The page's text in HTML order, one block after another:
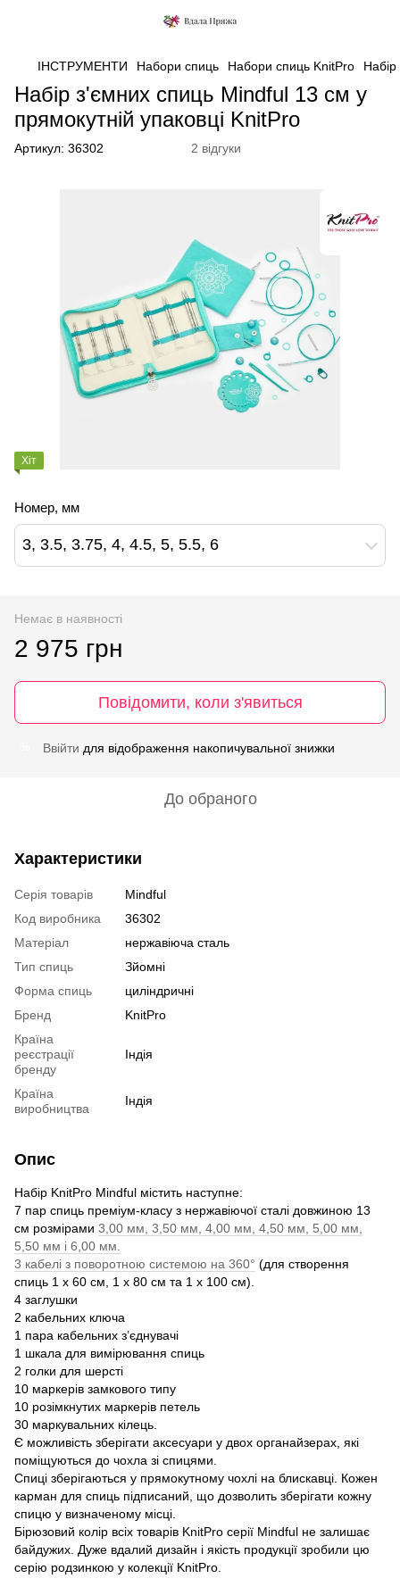
ІНСТРУМЕНТИ Набори спиць Набори спиць KnitPro
Набір з'ємних спиць Mindful 13 см у
прямокутній упаковці KnitPro
Артикул: 36302 2 відгуки
Хіт
Номер, мм
3, 3.5, 3.75, 4, 4.5, 5, 5.5, 6
Немає в наявності
2 975 грн
Повідомити, коли з'явиться
Ввійти для відображення накопичувальної знижки
До обраного
Характеристики
Серія товарів
Mindful
Код виробника
36302
Матеріал
нержавіюча сталь
Тип спиць
Зйомні
Форма спиць
циліндричні
Бренд
KnitPro
Країна
реєстрації
бренду
Індія
Країна
виробництва
Індія
Опис
Набір KnitPro Mindful містить наступне:
7 пар спиць преміум-класу з нержавіючої сталі довжиною 13
см розмірами 3,00 мм, 3,50 мм, 4,00 мм, 4,50 мм, 5,00 мм,
5,50 мм і 6,00 мм.
3 кабелі з поворотною системою на 360° (для створення
спиць 1 x 60 см, 1 x 80 см та 1 x 100 см).
4 заглушки
2 кабельних ключа
1 пара кабельних з’єднувачі
1 шкала для вимірювання спиць
2 голки для шерсті
10 маркерів замкового типу
10 розімкнутих маркерів петель
30 маркувальних кілець.
Є можливість зберігати аксесуари у двох органайзерах, які
поміщуються до чохла зі спицями.
Спиці зберігаються у прямокутному чохлі на блискавці. Кожен
карман для спиць підписаний, що дозволить зберігати кожну
спицю у визначеному місці.
Бірюзовий колір всіх товарів KnitPro серії Mindful не залишає
байдужих. Дуже вдалий дизайн і якість продукції зробили цю
серію родзинкою у колекції KnitPro.